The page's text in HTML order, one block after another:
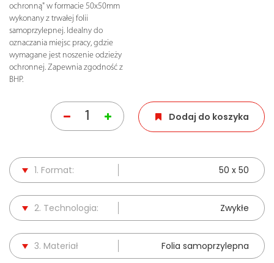
ochronną" w formacie 50x50mm
wykonany z trwałej folii
samoprzylepnej. Idealny do
oznaczania miejsc pracy, gdzie
wymagane jest noszenie odzieży
ochronnej. Zapewnia zgodność z
BHP.
Dodaj do koszyka
1. Format: 50 x 50
2. Technologia: Zwykłe
3. Materiał Folia samoprzylepna